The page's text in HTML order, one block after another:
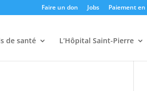
Faire un don Jobs Paiement
de santé L’Hôpital Saint-Pierre